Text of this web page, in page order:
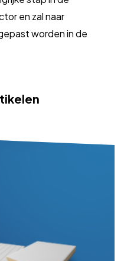
en zal naar
worden in de